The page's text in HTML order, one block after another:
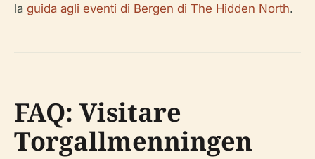
la guida agli eventi di Bergen di The Hidden North.
FAQ: Visitare
Torgallmenningen